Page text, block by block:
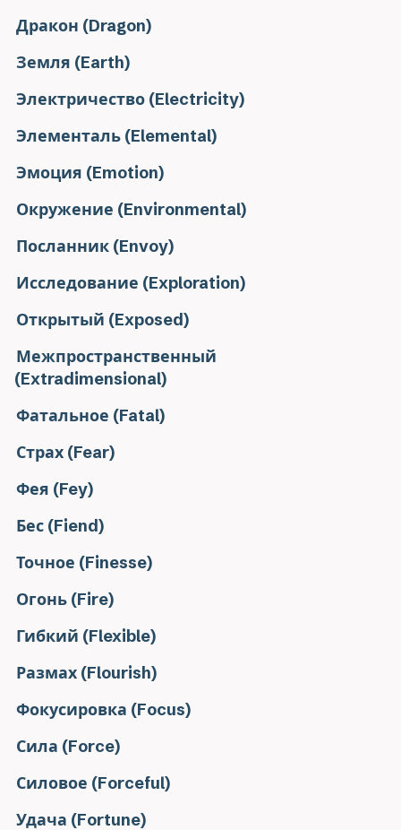
Дракон (Dragon)
Земля (Earth)
Электричество (Electricity)
Элементаль (Elemental)
Эмоция (Emotion)
Окружение (Environmental)
Посланник (Envoy)
Исследование (Exploration)
Открытый (Exposed)
Межпространственный
(Extradimensional)
Фатальное (Fatal)
Страх (Fear)
Фея (Fey)
Бес (Fiend)
Точное (Finesse)
Огонь (Fire)
Гибкий (Flexible)
Размах (Flourish)
Фокусировка (Focus)
Сила (Force)
Силовое (Forceful)
Удача (Fortune)